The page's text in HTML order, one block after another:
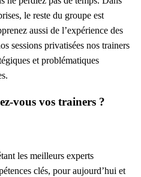
le reste du groupe est
aussi de l’expérience des
sessions privatisées nos trainers
et problématiques
vous vos trainers ?
les meilleurs experts
clés, pour aujourd’hui et